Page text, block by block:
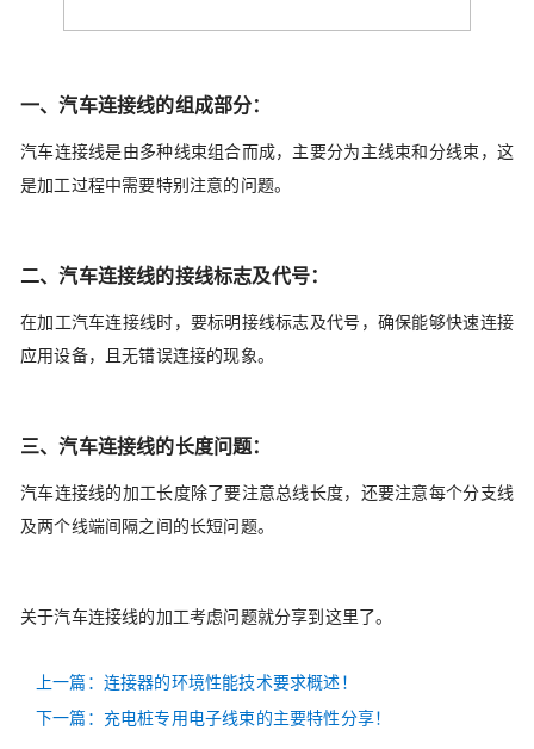
一、汽车连接线的组成部分：
汽车连接线是由多种线束组合而成，主要分为主线束和分线束，这
是加工过程中需要特别注意的问题。
二、汽车连接线的接线标志及代号：
在加工汽车连接线时，要标明接线标志及代号，确保能够快速连接
应用设备，且无错误连接的现象。
三、汽车连接线的长度问题：
汽车连接线的加工长度除了要注意总线长度，还要注意每个分支线
及两个线端间隔之间的长短问题。
关于汽车连接线的加工考虑问题就分享到这里了。
上一篇：连接器的环境性能技术要求概述！
下一篇：充电桩专用电子线束的主要特性分享！